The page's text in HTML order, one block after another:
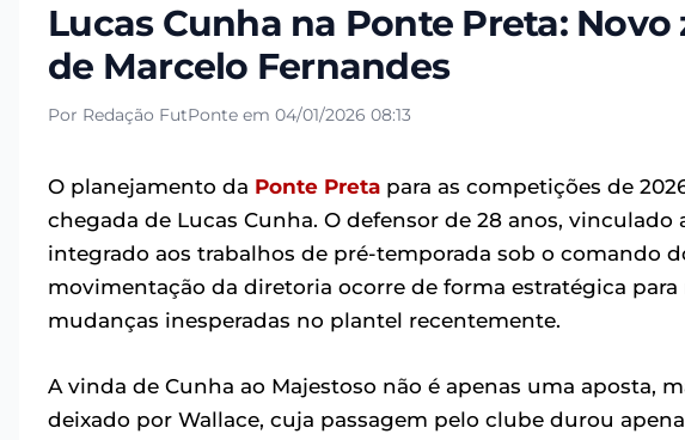
Lucas Cunha na Ponte Preta:
de Marcelo Fernandes
Por Redação FutPonte em 04/01/2026 08:13
O planejamento da Ponte Preta para as competições de
chegada de Lucas Cunha. O defensor de 28 anos,
integrado aos trabalhos de pré-temporada sob o comando
movimentação da diretoria ocorre de forma estratégica
mudanças inesperadas no plantel recentemente.
A vinda de Cunha ao Majestoso não é apenas uma aposta,
deixado por Wallace, cuja passagem pelo clube durou